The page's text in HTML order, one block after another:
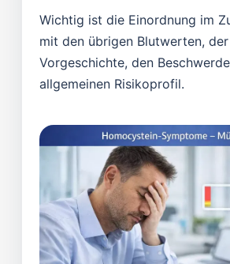
Wichtig ist die Einordnung im
mit den übrigen Blutwerten, der
Vorgeschichte, den
allgemeinen Risikoprofil.